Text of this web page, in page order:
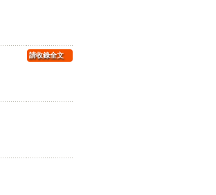
請收錄全文